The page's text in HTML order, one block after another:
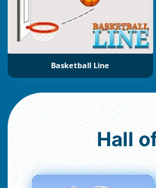
Basketball Line
Hall